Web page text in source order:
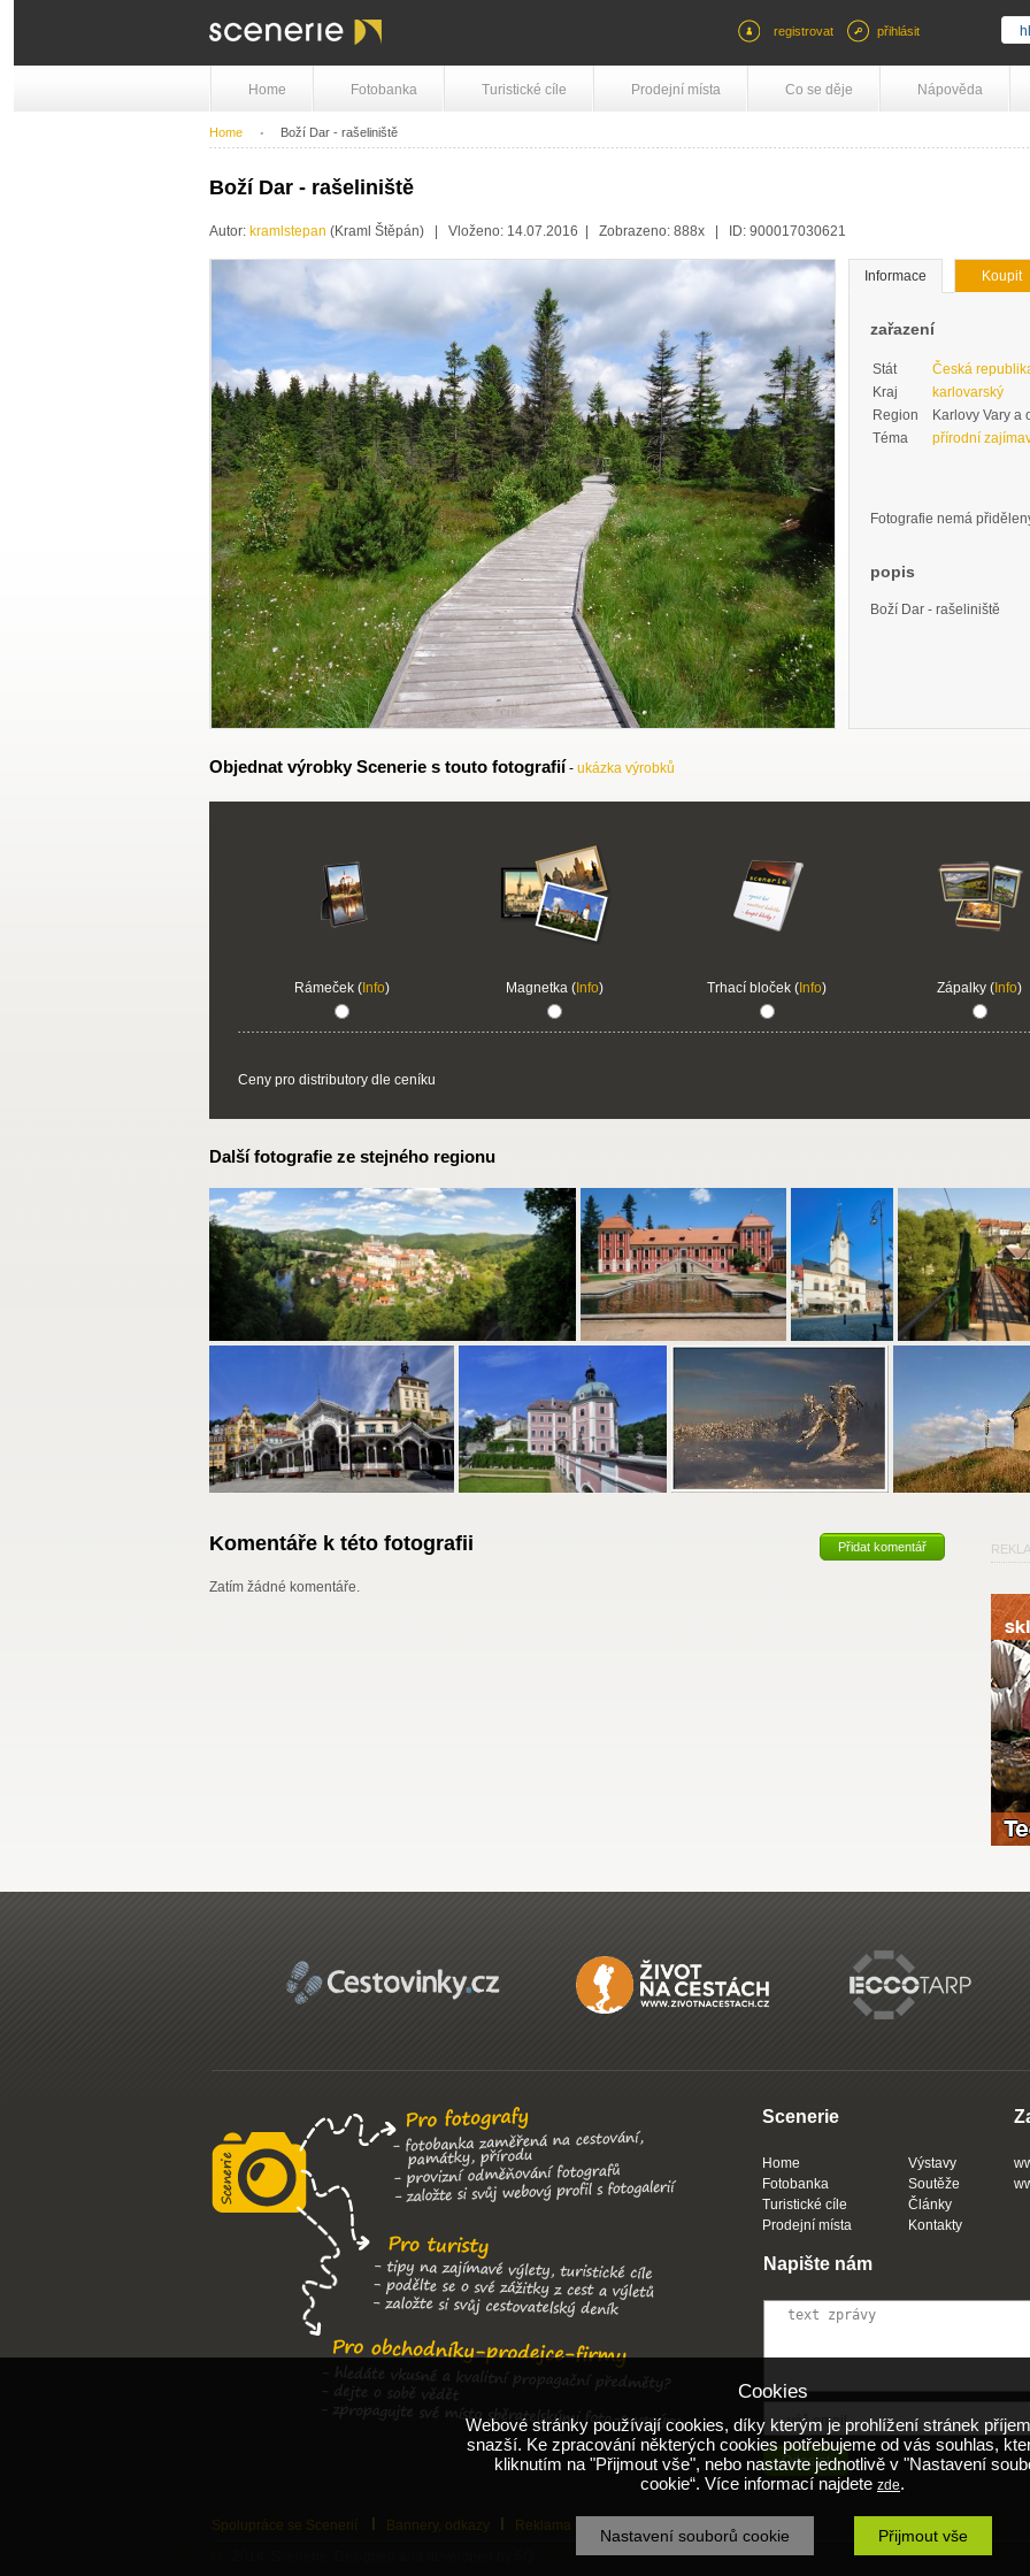
registrovat přihlásit
Home Fotobanka Turistické cíle Prodejní místa Co se děje Nápověda
Home Boží Dar - rašeliniště
Boží Dar - rašeliniště
Autor: kramlstepan (Kraml Štěpán) | Vloženo: 14.07.2016 | Zobrazeno: 888x | ID: 900017030621
zařazení
Stát
Česká
Kraj
karlovarský
Region
Karlovy Vary a
Téma
přírodní
Fotografie nemá
popis
Boží Dar - rašeliniště
Informace Koupit
Objednat výrobky Scenerie s touto fotografií - ukázka výrobků
Rámeček (Info) Magnetka (Info) Trhací bloček ( Info) Zápalky ( Info)
Ceny pro distributory dle ceníku
Další fotografie ze stejného regionu
Komentáře k této fotografii Přidat komentář
Zatím žádné komentáře.
Scenerie
Home
Fotobanka
Turistické cíle
Prodejní místa
Výstavy
Soutěže
Články
Kontakty
Spolupráce se Scenerií Bannery, odkazy Reklama
Napište nám
Cookies
Webové stránky používají cookies, díky kterým je prohlížení stránek
snazší. Ke zpracování některých cookies potřebujeme od vás souhlas,
kliknutím na "Přijmout vše", nebo nastavte jednotlivě v "Nastavení
cookie“. Více informací najdete zde.
Nastavení souborů cookie Přijmout vše